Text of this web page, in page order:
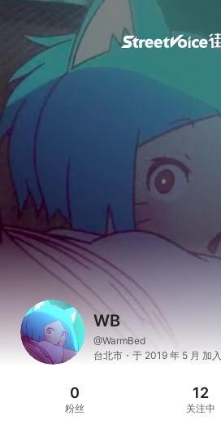
WB
@WarmBed
台北市・于 2019 年 5 月 加入
0
粉丝
12
关注中